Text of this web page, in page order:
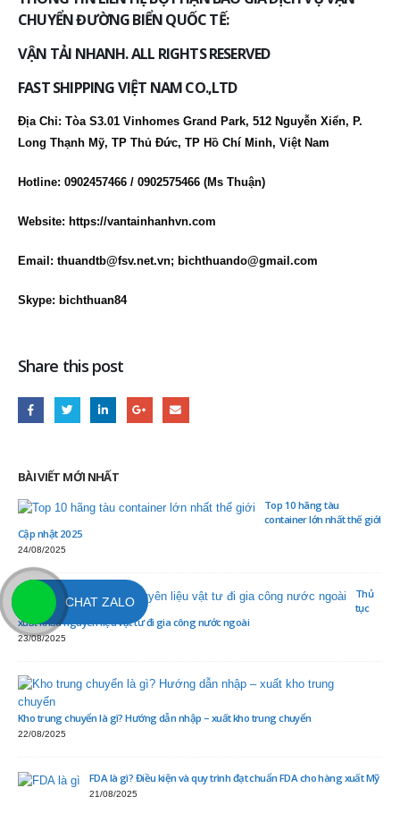
CHUYỂN ĐƯỜNG BIỂN QUỐC TẾ:
VẬN TẢI NHANH. ALL RIGHTS RESERVED
FAST SHIPPING VIỆT NAM CO.,LTD
Địa Chỉ: Tòa S3.01 Vinhomes Grand Park, 512 Nguyễn Xiển, P.
Long Thạnh Mỹ, TP Thủ Đức, TP Hồ Chí Minh, Việt Nam
Hotline: 0902457466 / 0902575466 (Ms Thuận)
Website: https://vantainhanhvn.com
Email: thuandtb@fsv.net.vn; bichthuando@gmail.com
Skype: bichthuan84
Share this post
BÀI VIẾT MỚI NHẤT
Top 10 hãng tàu
container lớn nhất thế giới
Cập nhật 2025
24/08/2025
Thủ
tục
xuất khẩu nguyên liệu vật tư đi gia công nước ngoài
23/08/2025
Kho trung chuyển là gì? Hướng dẫn nhập – xuất kho trung chuyển
22/08/2025
FDA là gì? Điều kiện và quy trình đạt chuẩn FDA cho hàng xuất Mỹ
21/08/2025
CHAT ZALO